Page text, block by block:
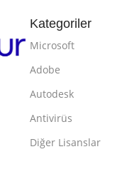
Kategoriler
Microsoft
Adobe
Autodesk
Antivirüs
Diğer Lisanslar